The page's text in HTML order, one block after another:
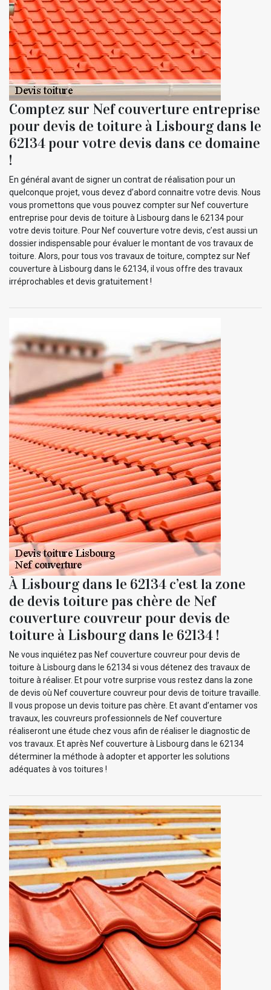
Comptez sur Nef couverture entreprise
pour devis de toiture à Lisbourg dans le
62134 pour votre devis dans ce domaine
!
En général avant de signer un contrat de réalisation pour un
quelconque projet, vous devez d’abord connaitre votre devis. Nous
vous promettons que vous pouvez compter sur Nef couverture
entreprise pour devis de toiture à Lisbourg dans le 62134 pour
votre devis toiture. Pour Nef couverture votre devis, c’est aussi un
dossier indispensable pour évaluer le montant de vos travaux de
toiture. Alors, pour tous vos travaux de toiture, comptez sur Nef
couverture à Lisbourg dans le 62134, il vous offre des travaux
irréprochables et devis gratuitement !
À Lisbourg dans le 62134 c’est la zone
de devis toiture pas chère de Nef
couverture couvreur pour devis de
toiture à Lisbourg dans le 62134 !
Ne vous inquiétez pas Nef couverture couvreur pour devis de
toiture à Lisbourg dans le 62134 si vous détenez des travaux de
toiture à réaliser. Et pour votre surprise vous restez dans la zone
de devis où Nef couverture couvreur pour devis de toiture travaille.
Il vous propose un devis toiture pas chère. Et avant d’entamer vos
travaux, les couvreurs professionnels de Nef couverture
réaliseront une étude chez vous afin de réaliser le diagnostic de
vos travaux. Et après Nef couverture à Lisbourg dans le 62134
déterminer la méthode à adopter et apporter les solutions
adéquates à vos toitures !